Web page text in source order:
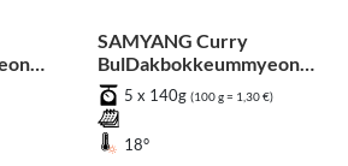
SAMYANG Curry
BulDakbokkeummyeon
[Bündel]
5 x 140g (100 g = 1,30 €)
18°